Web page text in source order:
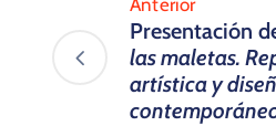
Anterior
​Presentación
las maletas.
artística y